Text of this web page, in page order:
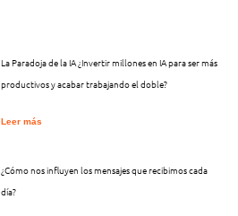
La Paradoja de la IA ¿Invertir millones en IA para ser más
productivos y acabar trabajando el doble?
Leer más
¿Cómo nos influyen los mensajes que recibimos cada
día?